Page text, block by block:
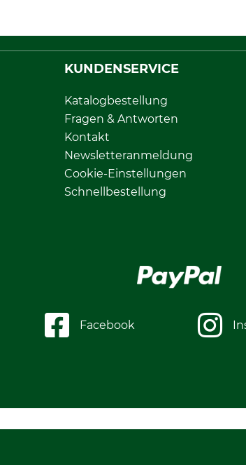
KUNDENSERVICE
Katalogbestellung
Fragen & Antworten
Kontakt
Newsletteranmeldung
Cookie-Einstellungen
Schnellbestellung
Facebook